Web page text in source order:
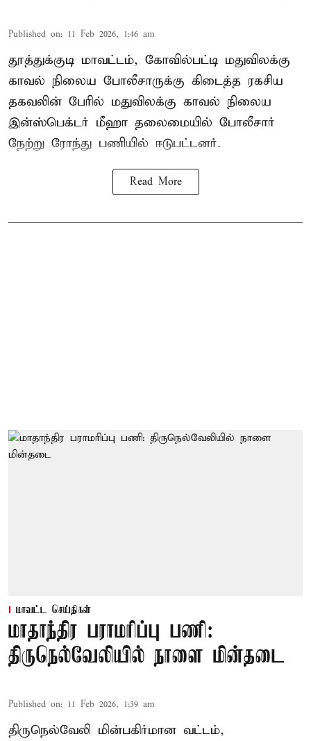
Published on: 11 Feb 2026, 1:46 am
தூத்துக்குடி மாவட்டம், கோவில்பட்டி மதுவிலக்கு
காவல் நிலைய போலீசாருக்கு கிடைத்த ரகசிய
தகவலின் பேரில் மதுவிலக்கு காவல் நிலைய
இன்ஸ்பெக்டர் மீஹா தலைமையில் போலீசார்
நேற்று ரோந்து பணியில் ஈடுபட்டனர்.
Read More
மாவட்ட செய்திகள்
மாதாந்திர பராமரிப்பு பணி:
திருநெல்வேலியில் நாளை மின்தடை
Published on: 11 Feb 2026, 1:39 am
திருநெல்வேலி மின்பகிர்மான வட்டம்,